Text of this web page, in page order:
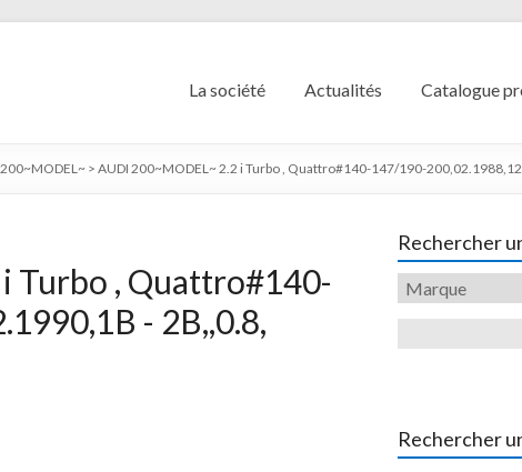
La société Actualités Catalogue
> AUDI 200~MODEL~ 2.2 i Turbo , Quattro#140-147/190-
Turbo , Quattro#140-
- 2B,,0.8,
Rechercher
Rechercher